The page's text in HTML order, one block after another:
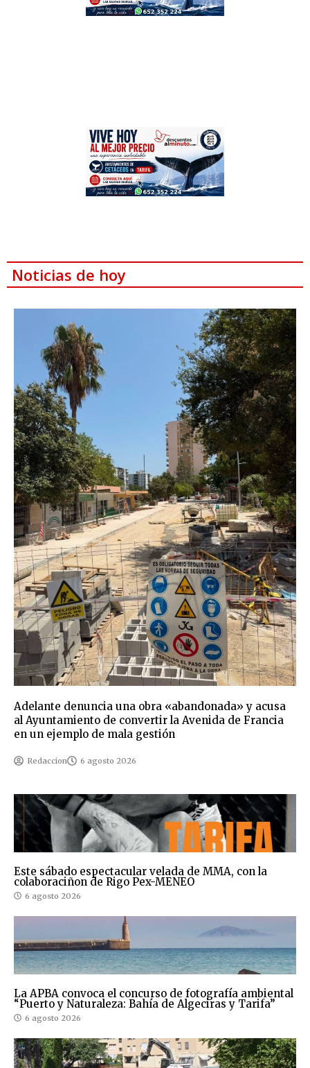
Noticias de hoy
Adelante denuncia una obra «abandonada» y acusa
al Ayuntamiento de convertir la Avenida de Francia
en un ejemplo de mala gestión
Redaccion 6 agosto 2026
Este sábado espectacular velada de MMA, con la
colaboraciñon de Rigo Pex-MENEO
6 agosto 2026
La APBA convoca el concurso de fotografía ambiental
“Puerto y Naturaleza: Bahía de Algeciras y Tarifa”
6 agosto 2026